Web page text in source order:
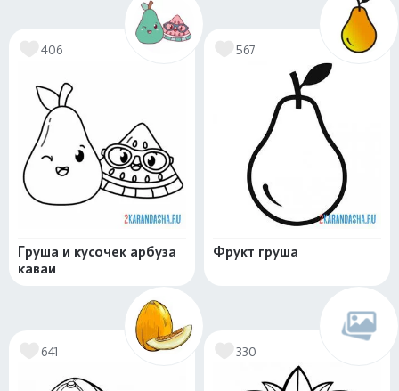
406
Груша и кусочек арбуза
каваи
567
Фрукт груша
641 330